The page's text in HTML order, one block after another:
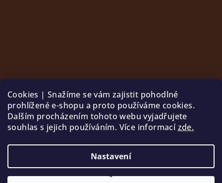
Cookies | Snažíme se vám zajistit pohodlné
prohlížené e-shopu a proto používáme cookies.
Dalším procházením tohoto webu vyjadřujete
souhlas s jejich používáním. Více informacízde.
Nastavení
. Všechna práva vyhrazena.